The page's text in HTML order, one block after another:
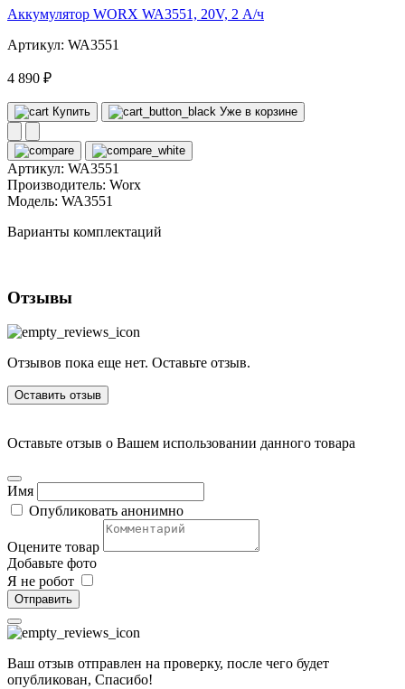
Аккумулятор WORX WA3551, 20V, 2 А/ч
Артикул: WA3551
4 890 ₽
Купить Уже в корзине
Артикул: WA3551
Производитель: Worx
Модель: WA3551
Варианты комплектаций
Отзывы
Отзывов пока еще нет. Оставьте отзыв.
Оставить отзыв
Оставьте отзыв о Вашем использовании данного товара
Имя
Опубликовать анонимно
Оцените товар
Добавьте фото
Я не робот
Отправить
Ваш отзыв отправлен на проверку, после чего будет
опубликован, Спасибо!